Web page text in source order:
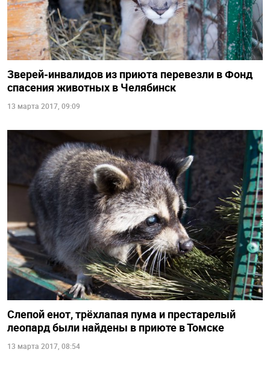
Зверей-инвалидов из приюта перевезли в Фонд
спасения животных в Челябинск
13 марта 2017, 09:09
Слепой енот, трёхлапая пума и престарелый
леопард были найдены в приюте в Томске
13 марта 2017, 08:54